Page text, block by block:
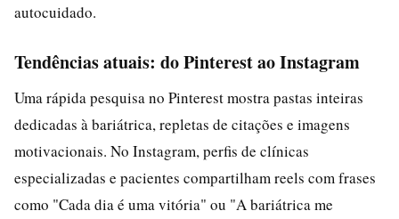
autocuidado.
Tendências atuais: do Pinterest ao Instagram
Uma rápida pesquisa no Pinterest mostra pastas inteiras
dedicadas à bariátrica, repletas de citações e imagens
motivacionais. No Instagram, perfis de clínicas
especializadas e pacientes compartilham reels com frases
como "Cada dia é uma vitória" ou "A bariátrica me